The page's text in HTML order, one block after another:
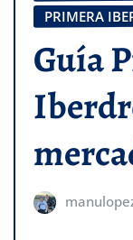
PRIMERA
Guía